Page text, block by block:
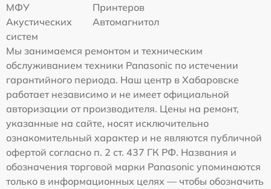
МФУ
Принтеров
Акустических
систем
Автомагнитол
Мы занимаемся ремонтом и техническим
обслуживанием техники Panasonic по истечении
гарантийного периода. Наш центр в Хабаровске
работает независимо и не имеет официальной
авторизации от производителя. Цены на ремонт,
указанные на сайте, носят исключительно
ознакомительный характер и не являются публичной
офертой согласно п. 2 ст. 437 ГК РФ. Названия и
обозначения торговой марки Panasonic упоминаются
только в информационных целях — чтобы обозначить